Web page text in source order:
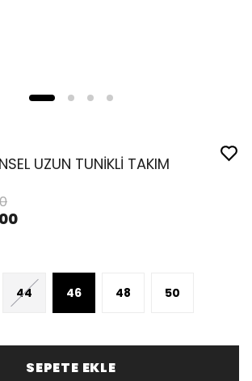
UZUN TUNİKLİ TAKIM
44 46 48 50
SEPETE EKLE